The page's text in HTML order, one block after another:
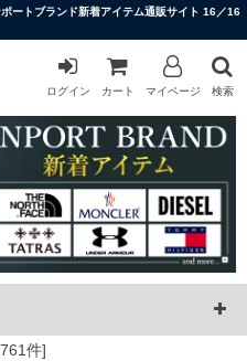
ートブランド新着アイテム通販サイト 16／16
ログイン カート マイページ 検索
件]